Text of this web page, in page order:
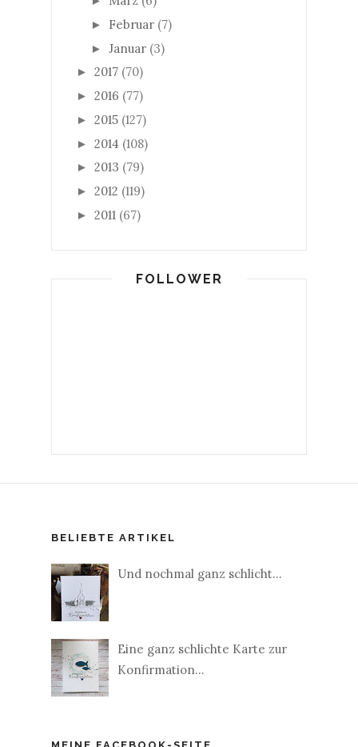
► Februar (7)
► Januar (3)
► 2017 (70)
► 2016 (77)
► 2015 (127)
► 2014 (108)
► 2013 (79)
► 2012 (119)
► 2011 (67)
FOLLOWER
BELIEBTE ARTIKEL
Und nochmal ganz schlicht...
Eine ganz schlichte Karte zur
Konfirmation...